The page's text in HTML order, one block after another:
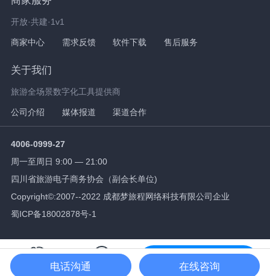
开放·共建·1v1
商家中心 需求反馈 软件下载 售后服务
关于我们
旅游全场景数字化工具提供商
公司介绍 媒体报道 渠道合作
4006-0999-27
周一至周日 9:00 — 21:00
四川省旅游电子商务协会（副会长单位)
Copyright©:2007--2022 成都梦旅程网络科技有限公司企业
蜀ICP备18002878号-1
拨打电话 在线咨询
免费试用
电话沟通 在线咨询